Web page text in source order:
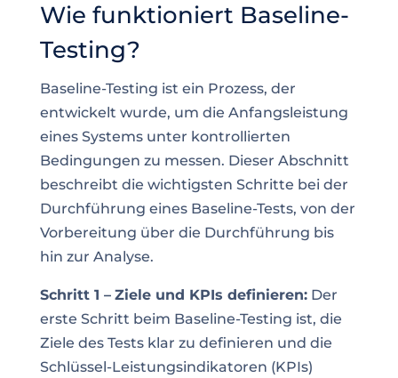
Wie funktioniert Baseline-
Testing?
Baseline-Testing ist ein Prozess, der
entwickelt wurde, um die Anfangsleistung
eines Systems unter kontrollierten
Bedingungen zu messen. Dieser Abschnitt
beschreibt die wichtigsten Schritte bei der
Durchführung eines Baseline-Tests, von der
Vorbereitung über die Durchführung bis
hin zur Analyse.
Schritt 1 – Ziele und KPIs definieren:Der
erste Schritt beim Baseline-Testing ist, die
Ziele des Tests klar zu definieren und die
Schlüssel-Leistungsindikatoren (KPIs)